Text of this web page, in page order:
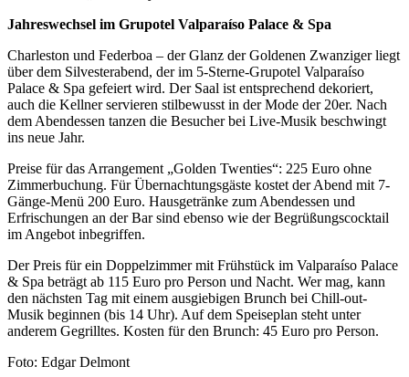
Jahreswechsel im Grupotel Valparaíso Palace & Spa
Charleston und Federboa – der Glanz der Goldenen Zwanziger liegt
über dem Silvesterabend, der im 5-Sterne-Grupotel Valparaíso
Palace & Spa gefeiert wird. Der Saal ist entsprechend dekoriert,
auch die Kellner servieren stilbewusst in der Mode der 20er. Nach
dem Abendessen tanzen die Besucher bei Live-Musik beschwingt
ins neue Jahr.
Preise für das Arrangement „Golden Twenties“: 225 Euro ohne
Zimmerbuchung. Für Übernachtungsgäste kostet der Abend mit 7-
Gänge-Menü 200 Euro. Hausgetränke zum Abendessen und
Erfrischungen an der Bar sind ebenso wie der Begrüßungscocktail
im Angebot inbegriffen.
Der Preis für ein Doppelzimmer mit Frühstück im Valparaíso Palace
& Spa beträgt ab 115 Euro pro Person und Nacht. Wer mag, kann
den nächsten Tag mit einem ausgiebigen Brunch bei Chill-out-
Musik beginnen (bis 14 Uhr). Auf dem Speiseplan steht unter
anderem Gegrilltes. Kosten für den Brunch: 45 Euro pro Person.
Foto: Edgar Delmont